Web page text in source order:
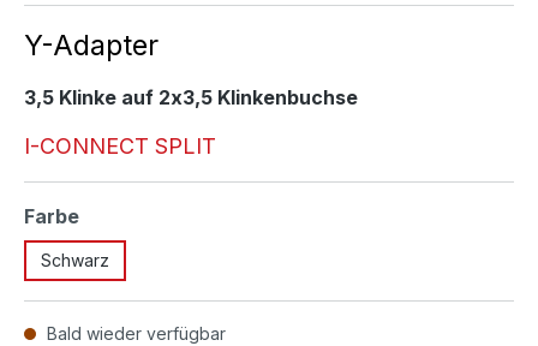
Y-Adapter
3,5 Klinke auf 2x3,5 Klinkenbuchse
I-CONNECT SPLIT
Farbeauswählen
Schwarz
Bald wieder verfügbar